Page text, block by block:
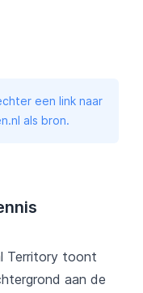
een link naar
als bron.
Territory toont
aan de